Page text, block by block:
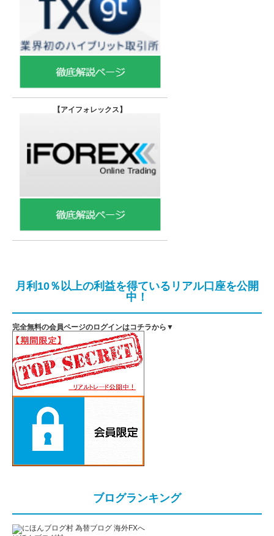
【アイフォレックス】
月利10％以上の利益を得ているリアル口座を公開
中！
完全無料の会員ページのログインはコチラから▼
ブログランキング